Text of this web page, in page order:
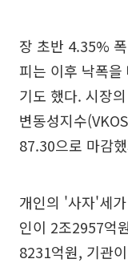
장 초반 4.35%
피는 이후 낙폭
기도 했다. 시장
변동성지수
87.30으로 마감
개인의 '사자'세
인이 2조2957억
8231억원, 기관